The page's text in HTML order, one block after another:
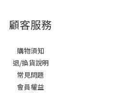
顧客服務
購物須知
退/換貨說明
常見問題
會員權益